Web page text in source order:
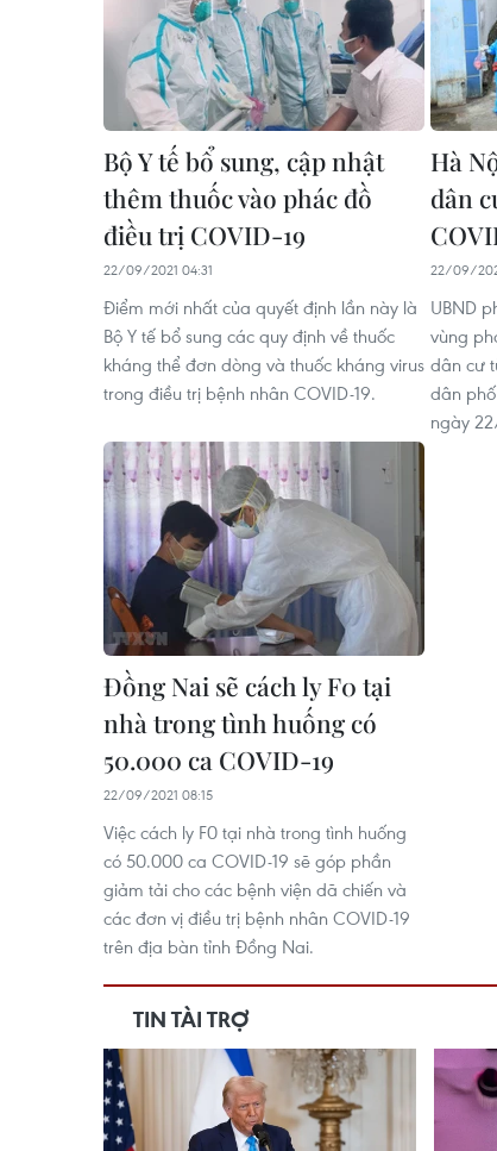
Bộ Y tế bổ sung, cập nhật
thêm thuốc vào phác đồ
điều trị COVID-19
22/09/2021 04:31
Điểm mới nhất của quyết định lần này là
Bộ Y tế bổ sung các quy định về thuốc
kháng thể đơn dòng và thuốc kháng virus
trong điều trị bệnh nhân COVID-19.
Hà
dân
22/09/
UBND
vùng
dân cư
dân
ngày
Đồng Nai sẽ cách ly F0 tại
nhà trong tình huống có
50.000 ca COVID-19
22/09/2021 08:15
Việc cách ly F0 tại nhà trong tình huống
có 50.000 ca COVID-19 sẽ góp phần
giảm tải cho các bệnh viện dã chiến và
các đơn vị điều trị bệnh nhân COVID-19
trên địa bàn tỉnh Đồng Nai.